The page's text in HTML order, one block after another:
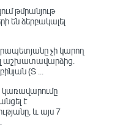
թմրանյութ
են ձերբակալել
չի կարող
աշխատավարձից.
(Տ ...
է
և այս 7